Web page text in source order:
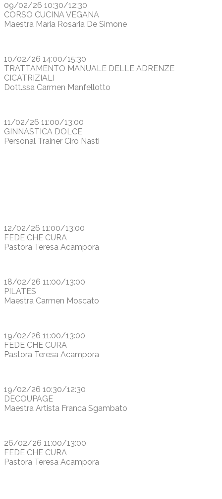
09/02/26 10:30/12:30
CORSO CUCINA VEGANA
Maestra Maria Rosaria De Simone
10/02/26 14:00/15:30
TRATTAMENTO MANUALE DELLE ADRENZE
CICATRIZIALI
Dott.ssa Carmen Manfellotto
11/02/26 11:00/13:00
GINNASTICA DOLCE
Personal Trainer Ciro Nasti
12/02/26 11:00/13:00
FEDE CHE CURA
Pastora Teresa Acampora
18/02/26 11:00/13:00
PILATES
Maestra Carmen Moscato
19/02/26 11:00/13:00
FEDE CHE CURA
Pastora Teresa Acampora
19/02/26 10:30/12:30
DECOUPAGE
Maestra Artista Franca Sgambato
26/02/26 11:00/13:00
FEDE CHE CURA
Pastora Teresa Acampora